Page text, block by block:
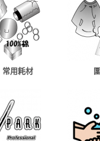
常用耗材